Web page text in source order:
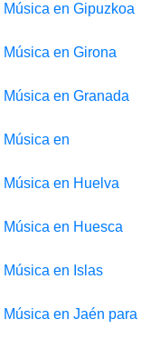
en Gipuzkoa
en Girona
en Granada
en
en Huelva
en Huesca
en Islas
en Jaén para